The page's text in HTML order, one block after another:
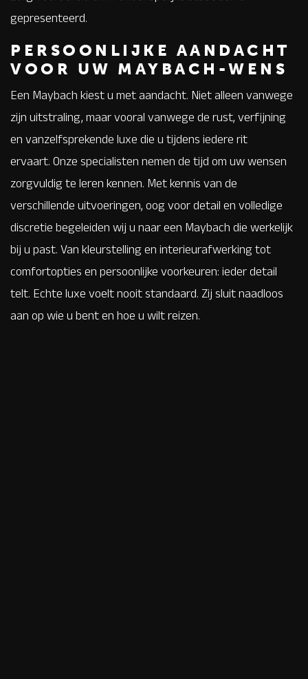
gepresenteerd.
PERSOONLIJKE AANDACHT
VOOR UW MAYBACH-WENS
Een Maybach kiest u met aandacht. Niet alleen vanwege
zijn uitstraling, maar vooral vanwege de rust, verfijning
en vanzelfsprekende luxe die u tijdens iedere rit
ervaart. Onze specialisten nemen de tijd om uw wensen
zorgvuldig te leren kennen. Met kennis van de
verschillende uitvoeringen, oog voor detail en volledige
discretie begeleiden wij u naar een Maybach die werkelijk
bij u past. Van kleurstelling en interieurafwerking tot
comfortopties en persoonlijke voorkeuren: ieder detail
telt. Echte luxe voelt nooit standaard. Zij sluit naadloos
aan op wie u bent en hoe u wilt reizen.